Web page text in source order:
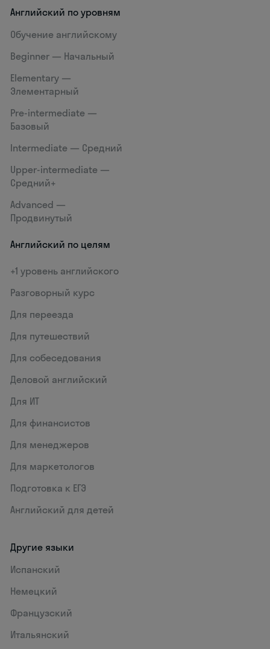
Английский по уровням
Обучение английскому
Beginner — Начальный
Elementary —
Элементарный
Pre-intermediate —
Базовый
Intermediate — Средний
Upper-intermediate —
Средний+
Advanced —
Продвинутый
Английский по целям
+1 уровень английского
Разговорный курс
Для переезда
Для путешествий
Для собеседования
Деловой английский
Для ИТ
Для финансистов
Для менеджеров
Для маркетологов
Подготовка к ЕГЭ
Английский для детей
Другие языки
Испанский
Немецкий
Французский
Итальянский